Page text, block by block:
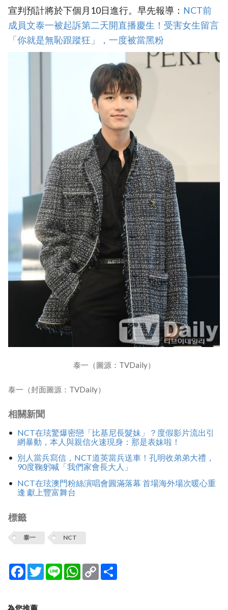
宣判預計將於下個月10日進行。早先報導： NCT前
成員文泰一被起訴第二天開直播慶生！受害女生留言
「你就是無恥跟蹤狂」，一度被當黑粉
泰一（圖源：TVDaily）
泰一（封面圖源：TVDaily）
相關新聞
NCT在玹驚爆密戀「比基尼長髮妹」？度假影片流出引
網暴動，本人與親信火速現身：那是表妹啦！
別人當兵寫信，NCT道英當兵送車！孔明收弟弟大禮，
90度鞠躬喊「我們家會長大人」
NCT在玹澳門粉絲演唱會圓滿落幕 首場海外場次暖心重
逢 獻上豐富舞台
標籤
泰一 NCT
Facebook
TwitterLine WhatsApp
Copy
Link